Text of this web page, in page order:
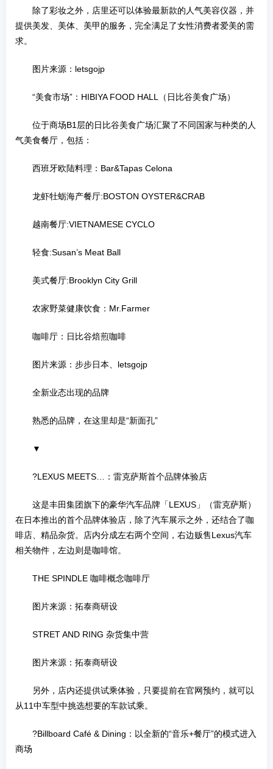
除了彩妆之外，店里还可以体验最新款的人气美容仪器，并
提供美发、美体、美甲的服务，完全满足了女性消费者爱美的需
求。
图片来源：letsgojp
“美食市场”：HIBIYA FOOD HALL（日比谷美食广场）
位于商场B1层的日比谷美食广场汇聚了不同国家与种类的人
气美食餐厅，包括：
西班牙欧陆料理：Bar&Tapas Celona
龙虾牡蛎海产餐厅:BOSTON OYSTER&CRAB
越南餐厅:VIETNAMESE CYCLO
轻食:Susan’s Meat Ball
美式餐厅:Brooklyn City Grill
农家野菜健康饮食：Mr.Farmer
咖啡厅：日比谷焙煎咖啡
图片来源：步步日本、letsgojp
全新业态出现的品牌
熟悉的品牌，在这里却是“新面孔”
▼
?LEXUS MEETS…：雷克萨斯首个品牌体验店
这是丰田集团旗下的豪华汽车品牌「LEXUS」（雷克萨斯）
在日本推出的首个品牌体验店，除了汽车展示之外，还结合了咖
啡店、精品杂货。店内分成左右两个空间，右边贩售Lexus汽车
相关物件，左边则是咖啡馆。
THE SPINDLE 咖啡概念咖啡厅
图片来源：拓泰商研设
STRET AND RING 杂货集中营
图片来源：拓泰商研设
另外，店内还提供试乘体验，只要提前在官网预约，就可以
从11中车型中挑选想要的车款试乘。
?Billboard Café & Dining：以全新的“音乐+餐厅”的模式进入
商场